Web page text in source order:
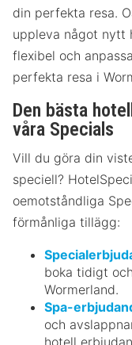
din perfekta resa.
uppleva något nytt
flexibel och
perfekta resa i
Den bästa
våra Specials
Vill du göra din
speciell?
oemotståndliga
förmånliga tillägg:
boka tidigt
Wormerland.
Spa-
och
hotell